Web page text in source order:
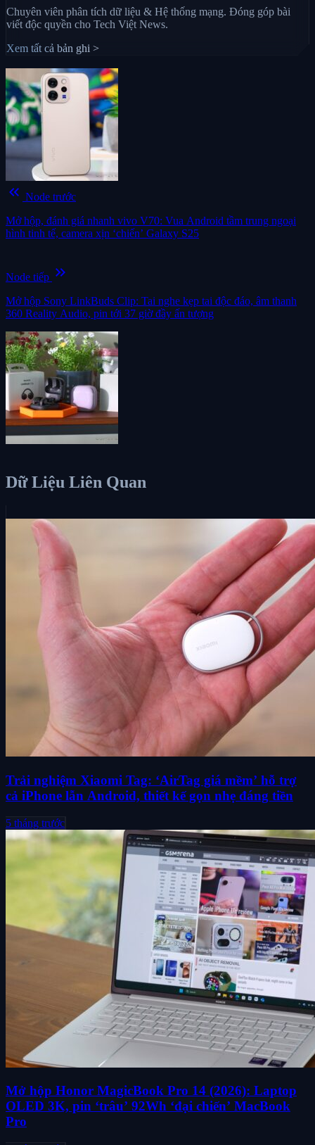
Chuyên viên phân tích dữ liệu & Hệ thống mạng. Đóng góp bài
viết độc quyền cho Tech Việt News.
Xem tất cả bản ghi >
keyboard_double_arrow_left Node trước
Mở hộp, đánh giá nhanh vivo V70: Vua Android tầm trung ngoại
hình tinh tế, camera xịn ‘chiến’ Galaxy S25
Node tiếp keyboard_double_arrow_right
Mở hộp Sony LinkBuds Clip: Tai nghe kẹp tai độc đáo, âm thanh
360 Reality Audio, pin tới 37 giờ đầy ấn tượng
Dữ Liệu Liên Quan
Trải nghiệm Xiaomi Tag: ‘AirTag giá mềm’ hỗ trợ
cả iPhone lẫn Android, thiết kế gọn nhẹ đáng tiền
5 tháng trước
Mở hộp Honor MagicBook Pro 14 (2026): Laptop
OLED 3K, pin ‘trâu’ 92Wh ‘đại chiến’ MacBook
Pro